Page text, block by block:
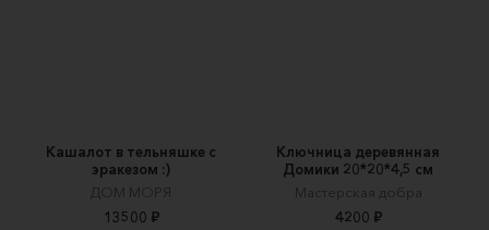
Кашалот в тельняшке с
эракезом :)
ДОМ МОРЯ
13500 ₽
Ключница деревянная
Домики 20*20*4,5 см
Мастерская добра
4200 ₽